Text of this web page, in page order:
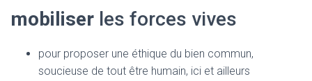
mobiliser les forces vives
pour proposer une éthique du bien commun,
soucieuse de tout être humain, ici et ailleurs